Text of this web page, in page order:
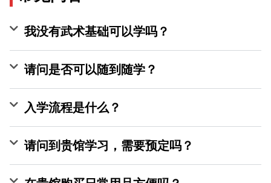
我没有武术基础可以学吗？
请问是否可以随到随学？
入学流程是什么？
请问到贵馆学习，需要预定吗？